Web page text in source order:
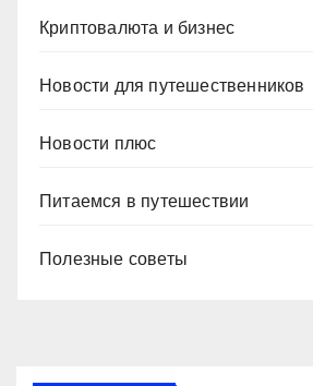
Криптовалюта и бизнес
Новости для путешественников
Новости плюс
Питаемся в путешествии
Полезные советы